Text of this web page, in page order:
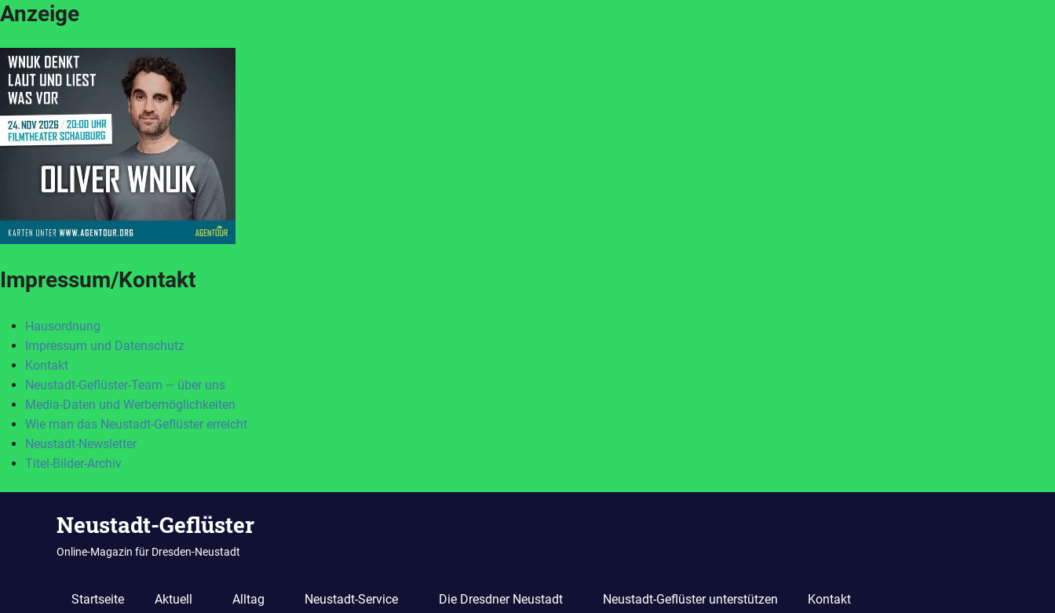
Anzeige
Impressum/Kontakt
Hausordnung
Impressum und Datenschutz
Kontakt
Neustadt-Geflüster-Team – über uns
Media-Daten und Werbemöglichkeiten
Wie man das Neustadt-Geflüster erreicht
Neustadt-Newsletter
Titel-Bilder-Archiv
Neustadt-Geflüster
Online-Magazin für Dresden-Neustadt
Startseite Aktuell Alltag Neustadt-Service Die Dresdner Neustadt Neustadt-Geflüster unterstützen Kontakt